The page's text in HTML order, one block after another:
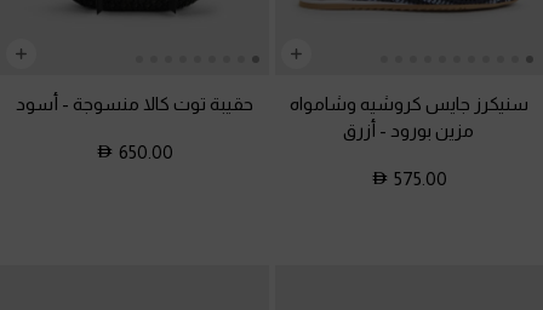
سنيكرز جايس كروشيه وشامواه
مزين بورود - أزرق
575.00
حقيبة توت كالا منسوجة - أسود
650.00